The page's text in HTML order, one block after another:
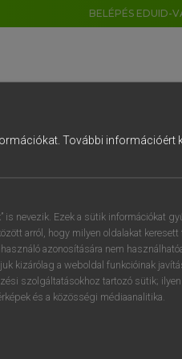
BELÉPÉS EDUID-
További információért
nevezik. Ezek a sütik információkat
arról, hogy milyen oldalakat keresett
azonosítására nem
kizárólag a weboldal funkcióinak
szolgáltatásokhoz tartozó sütik;
és a közösségi médiaanalitika.
6 7 8 9
t z u i
h j k l é
b n m , .